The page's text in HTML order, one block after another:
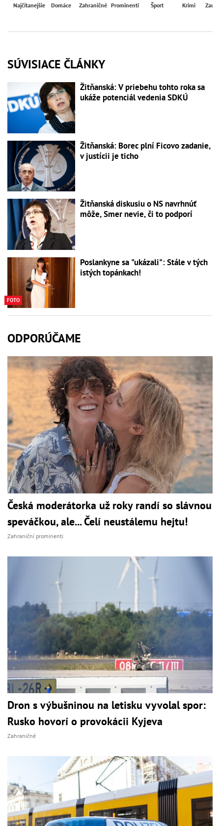
Najčítanejšie Domáce Zahraničné Prominenti Šport Krimi
SÚVISIACE ČLÁNKY
Žitňanská: V priebehu tohto roka sa
ukáže potenciál vedenia SDKÚ
Žitňanská: Borec plní Ficovo zadanie,
v justícii je ticho
Žitňanská diskusiu o NS navrhnúť
môže, Smer nevie, či to podporí
FOTO
Poslankyne sa "ukázali": Stále v tých
istých topánkach!
ODPORÚČAME
Česká moderátorka už roky randí so slávnou
speváčkou, ale... Čelí neustálemu hejtu!
Zahraniční prominenti
Dron s výbušninou na letisku vyvolal spor:
Rusko hovorí o provokácii Kyjeva
Zahraničné